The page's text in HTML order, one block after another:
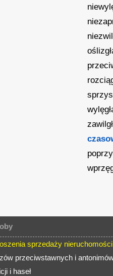
sprzedaży nieruchomości
przeciwstawnych i
i haseł